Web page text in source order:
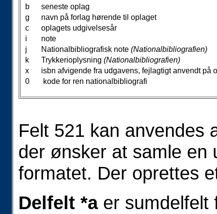
b
seneste oplag
g
navn på forlag hørende til oplaget
c
oplagets udgivelsesår
i
note
j
Nationalbibliografisk note (Nationalbibliografien)
k
Trykkerioplysning (Nationalbibliografien)
x
isbn afvigende fra udgavens, fejlagtigt anvendt på
0
kode for ren nationalbibliografi
Felt 521 kan anvendes
der ønsker at samle en
formatet. Der oprettes
Delfelt *aer sumdelfelt